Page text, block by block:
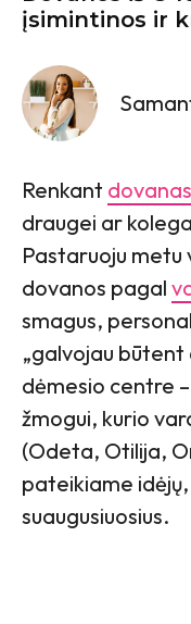
įsimintinos ir
Renkant dovanas
draugei ar
Pastaruoju metu
dovanos pagal
smagus,
„galvojau
dėmesio centre
žmogui, kurio
(Odeta, Otilija,
pateikiame idėjų,
suaugusiuosius.